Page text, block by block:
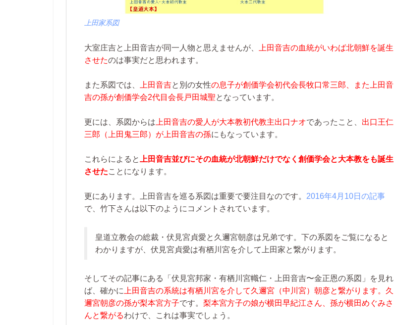
上田家系図
大室庄吉と上田音吉が同一人物と思えませんが、
上田音吉の血統がいわば北朝鮮を誕生
させたのは事実だと思われます。
また系図では、 上田音吉と別の女性の息子が創価学会初代会長牧口常三郎、また上田音
吉の孫が創価学会2代目会長戸田城聖となっています。
更には、系図からは 上田音吉の愛人が大本教初代教主出口ナオであったこと、 出口王仁
三郎（上田鬼三郎）が上田音吉の孫にもなっています。
これらによると
上田音吉並びにその血統が北朝鮮だけでなく創価学会と大本教をも誕生
させたことになります。
更にあります。上田音吉を巡る系図は重要で要注目なのです。 2016年4月10日の記事
で、竹下さんは以下のようにコメントされています。
皇道立教会の総裁・伏見宮貞愛と久邇宮朝彦は兄弟です。下の系図をご覧になると
わかりますが、伏見宮貞愛は有栖川宮を介して上田家と繋がります。
そしてその記事にある「伏見宮邦家・有栖川宮幟仁・上田音吉〜金正恩の系図」を見れ
ば、確かに 上田音吉の系統は有栖川宮を介して久邇宮（中川宮）朝彦と繋がります。久
邇宮朝彦の孫が梨本宮方子です。 梨本宮方子の娘が横田早紀江さん、孫が横田めぐみさ
んと繋がるわけで、これは事実でしょう。